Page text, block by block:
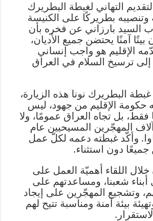
التهاني لغبطة البطريرك
وتنصيبه بطريركًا على الكنيسة
السيد بارزاني عن فخره بأن
آمنًا يحتضن جميع الأديان،
الإقليم هو واجب إنساني
إلى ترسيخ السلام في العراق
البطريرك نونا هذه الزيارة،
حكومة الإقليم من جهود، ليس
فقط، بل تجاه العراق عمومًا، ولا
المهجّرين المسيحيين عام
وأكّد غبطته دعمه لكلّ عمل
جميعًا دون استثناء.
خلال اللقاء أهميّة العمل على
أبناء شعبنا، ومساعدتهم على
وتشجيع المهجّرين على إيجاد
بيئة آمنة ومناسبة تتيح لهم